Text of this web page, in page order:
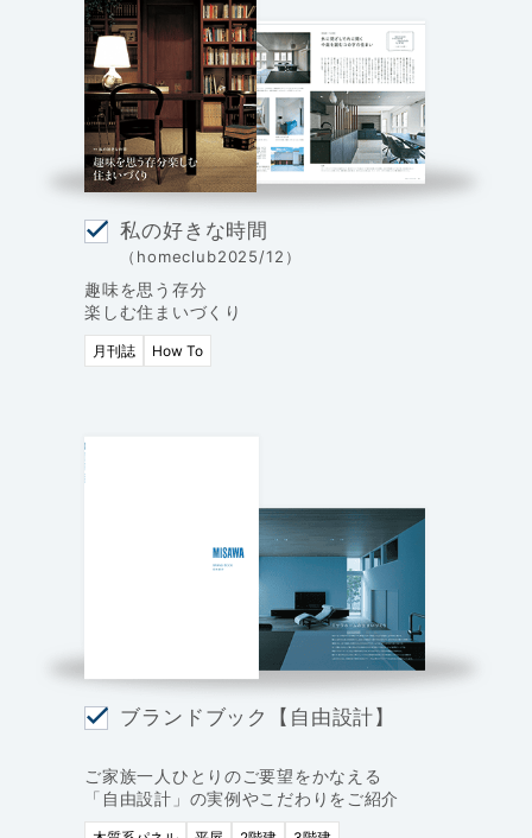
私の好きな時間
（homeclub2025/12）
趣味を思う存分
楽しむ住まいづくり
月刊誌 How To
ブランドブック【自由設計】
ご家族一人ひとりのご要望をかなえる
「自由設計」の実例やこだわりをご紹介